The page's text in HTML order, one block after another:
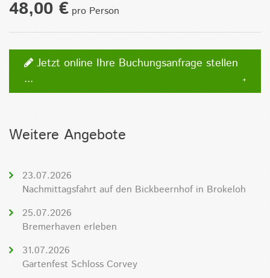
48,00 € pro Person
Jetzt online Ihre Buchungsanfrage stellen
...
Weitere Angebote
23.07.2026
Nachmittagsfahrt auf den Bickbeernhof in Brokeloh
25.07.2026
Bremerhaven erleben
31.07.2026
Gartenfest Schloss Corvey